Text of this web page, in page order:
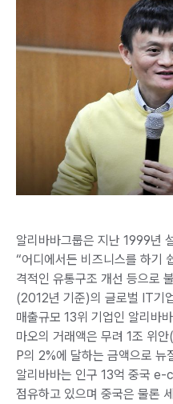
알리바바그룹은 지난 1999년
“어디에서든 비즈니스를 하기
격적인 유통구조 개선 등으로
(2012년 기준)의 글로벌 IT기
매출규모 13위 기업인 알리바
마오의 거래액은 무려 1조 위
P의 2%에 달하는 금액으로 뉴
알리바바는 인구 13억 중국
점유하고 있으며 중국은 물론